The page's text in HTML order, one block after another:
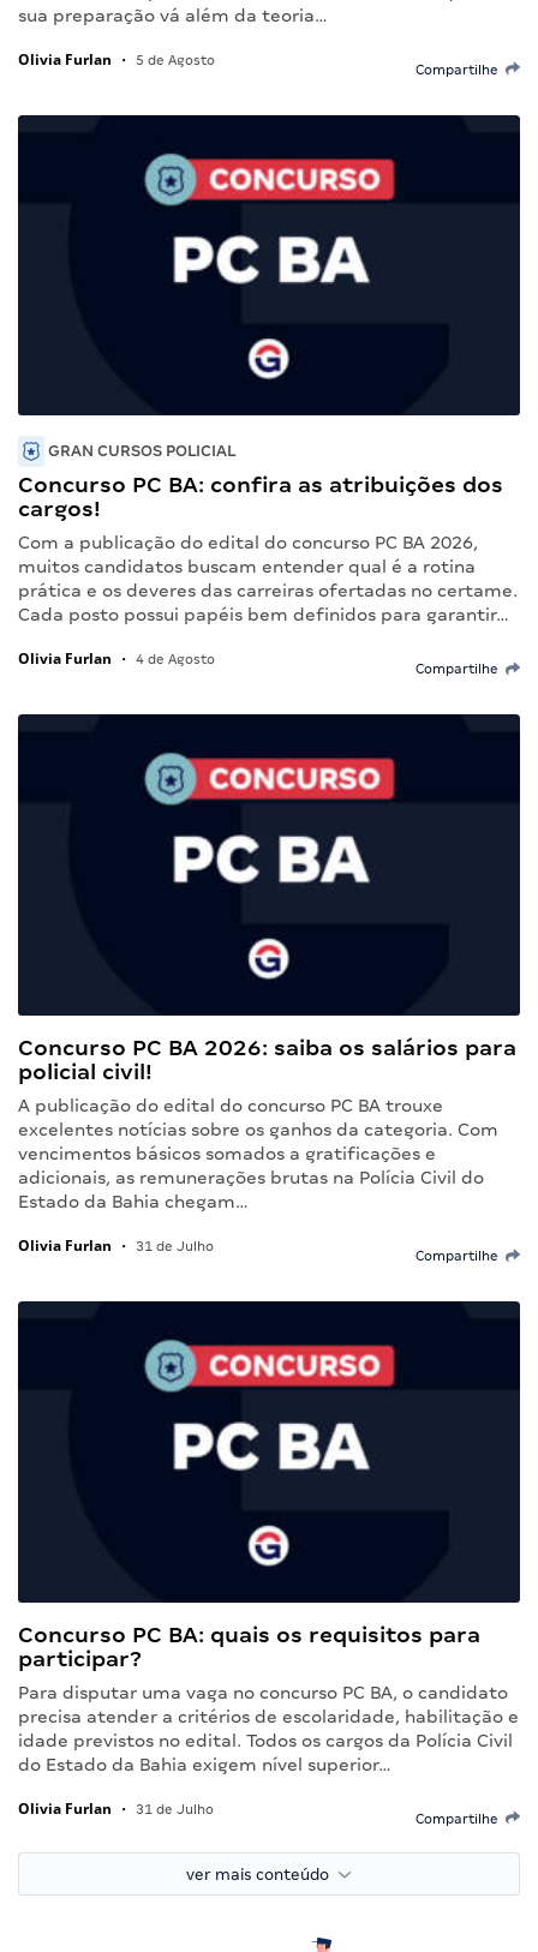
sua preparação vá além da teoria…
Olivia Furlan • 5 de Agosto
Compartilhe
GRAN CURSOS POLICIAL
Concurso PC BA: confira as atribuições dos
cargos!
Com a publicação do edital do concurso PC BA 2026,
muitos candidatos buscam entender qual é a rotina
prática e os deveres das carreiras ofertadas no certame.
Cada posto possui papéis bem definidos para garantir…
Olivia Furlan • 4 de Agosto
Compartilhe
Concurso PC BA 2026: saiba os salários para
policial civil!
A publicação do edital do concurso PC BA trouxe
excelentes notícias sobre os ganhos da categoria. Com
vencimentos básicos somados a gratificações e
adicionais, as remunerações brutas na Polícia Civil do
Estado da Bahia chegam…
Olivia Furlan • 31 de Julho
Compartilhe
Concurso PC BA: quais os requisitos para
participar?
Para disputar uma vaga no concurso PC BA, o candidato
precisa atender a critérios de escolaridade, habilitação e
idade previstos no edital. Todos os cargos da Polícia Civil
do Estado da Bahia exigem nível superior…
Olivia Furlan • 31 de Julho
Compartilhe
ver mais conteúdo